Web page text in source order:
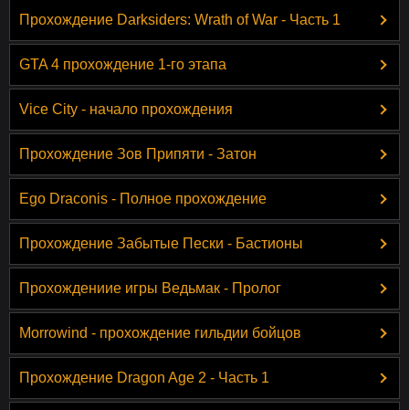
Прохождение Darksiders: Wrath of War - Часть 1
GTA 4 прохождение 1-го этапа
Vice City - начало прохождения
Прохождение Зов Припяти - Затон
Ego Draconis - Полное прохождение
Прохождение Забытые Пески - Бастионы
Прохождениие игры Ведьмак - Пролог
Morrowind - прохождение гильдии бойцов
Прохождение Dragon Age 2 - Часть 1